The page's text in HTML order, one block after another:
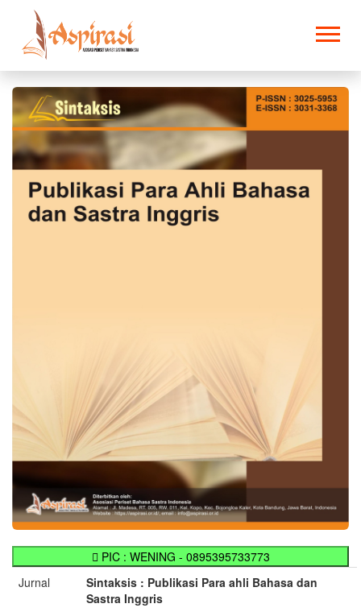
PIC : WENING - 0895395733773
Jurnal
Sintaksis : Publikasi Para ahli Bahasa dan
Sastra Inggris